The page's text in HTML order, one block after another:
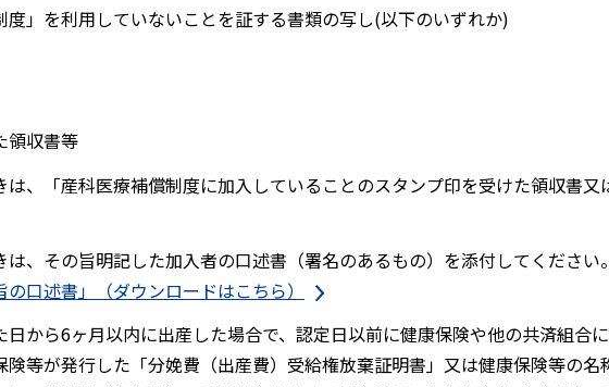
」を利用していないことを証する書類の写し(以下のいずれか)
領収書等
、「産科医療補償制度に加入していることのスタンプ印を受けた領収書又
、その旨明記した加入者の口述書（署名のあるもの）を添付してください。
口述書」（ダウンロードはこちら）
から6ヶ月以内に出産した場合で、認定日以前に健康保険や他の共済組合
等が発行した「分娩費（出産費）受給権放棄証明書」又は健康保険等の名